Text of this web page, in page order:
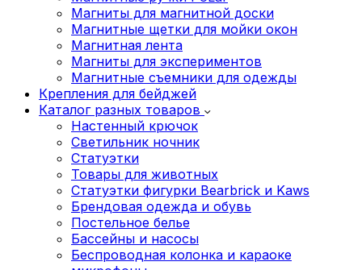
Магниты для магнитной доски
Магнитные щетки для мойки окон
Магнитная лента
Магниты для экспериментов
Магнитные съемники для одежды
Крепления для бейджей
Каталог разных товаров
Настенный крючок
Светильник ночник
Статуэтки
Товары для животных
Статуэтки фигурки Bearbrick и Kaws
Брендовая одежда и обувь
Постельное белье
Бассейны и насосы
Беспроводная колонка и караоке